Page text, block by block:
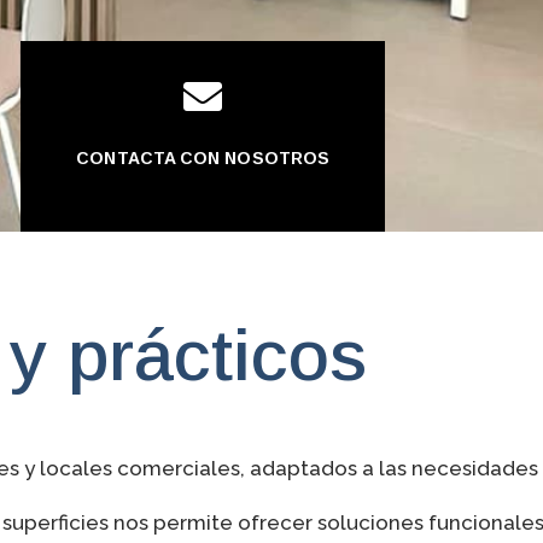

CONTACTA CON NOSOTROS
prácticos
y locales comerciales, adaptados a las
nos permite ofrecer soluciones